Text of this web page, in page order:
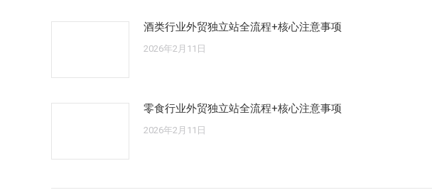
酒类行业外贸独立站全流程+核心注意事项
2026年2月11日
零食行业外贸独立站全流程+核心注意事项
2026年2月11日